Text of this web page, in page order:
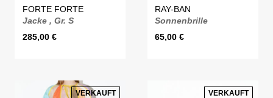
FORTE FORTE
Jacke , Gr. S
285,00 €
RAY-BAN
Sonnenbrille
65,00€
VERKAUFT VERKAUFT